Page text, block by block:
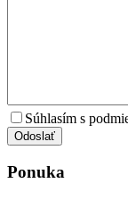
Súhlasím s
Odoslať
Ponuka